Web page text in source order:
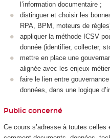
l’information documentaire ;
distinguer et choisir les
RPA, BPM, moteurs de
appliquer la méthode ICSV
donnée (identifier, collecter,
mettre en place une
alignée avec les enjeux
faire le lien entre
données, dans une logique
Public concerné
Ce cours s’adresse à toutes